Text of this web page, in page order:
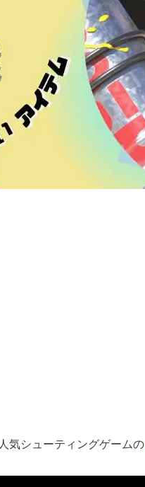
気シューティングゲームの